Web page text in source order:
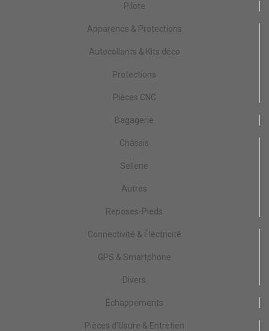
Pilote
Apparence & Protections
Autocollants & Kits déco
Protections
Pièces CNC
Bagagerie
Châssis
Sellerie
Autres
Reposes-Pieds
Connectivité & Électricité
GPS & Smartphone
Divers
Échappements
Pièces d'Usure & Entretien